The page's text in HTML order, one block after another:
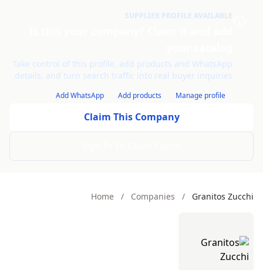
SUPPLIER PROFILE AVAILABLE
Take control of this profile, add products and WhatsApp
details, and turn search traffic into real buyer inquiries.
Manage profile
Add products
Add WhatsApp
Claim This Company
Home / Companies / Granitos Zucchi